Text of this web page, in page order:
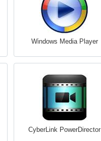
Windows Media Player
CyberLink PowerDirector